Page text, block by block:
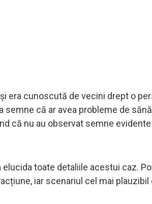
era cunoscută de vecini drept o
că ar avea probleme de
că nu au observat semne
toate detaliile acestui caz.
iar scenariul cel mai